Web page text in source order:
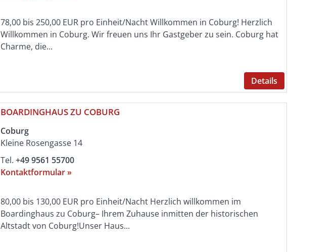
78,00 bis 250,00 EUR pro Einheit/Nacht Willkommen in Coburg! Herzlich
Willkommen in Coburg. Wir freuen uns Ihr Gastgeber zu sein. Coburg hat
Charme, die...
Details
BOARDINGHAUS ZU COBURG
Coburg
Kleine Rosengasse 14
Tel. +49 9561 55700
Kontaktformular »
80,00 bis 130,00 EUR pro Einheit/Nacht Herzlich willkommen im
Boardinghaus zu Coburg– Ihrem Zuhause inmitten der historischen
Altstadt von Coburg!Unser Haus...